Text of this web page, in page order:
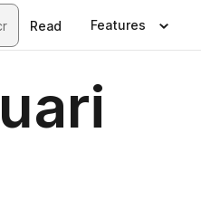
Read Features